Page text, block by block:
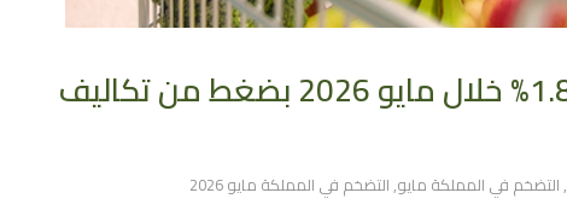
التضخم في المملكة يسجل 1.8% خلال مايو 2026 بضغط من تكاليف
,التضخم في المملكة مايو,التضخم في المملكة مايو 2026